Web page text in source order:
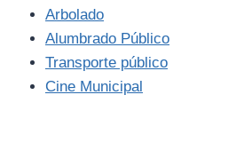
Arbolado
Alumbrado Público
Transporte público
Cine Municipal